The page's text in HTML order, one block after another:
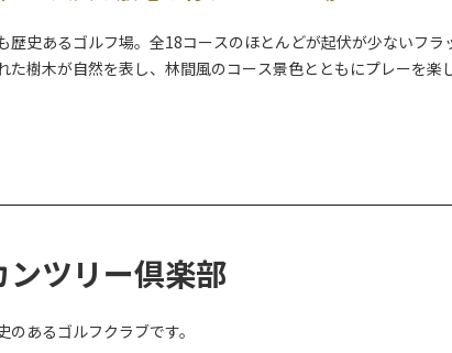
を占める人気のコースで、アップダウンの先に冬山の山頂に立
プダウンと、広く開けた雪原を抜けるコースで、強い脚力と持
歴史あるゴルフ場。全18コースのほとんどが起伏が少ないフラ
た樹木が自然を表し、林間風のコース景色とともにプレーを楽
ンツリー倶楽部
のあるゴルフクラブです。